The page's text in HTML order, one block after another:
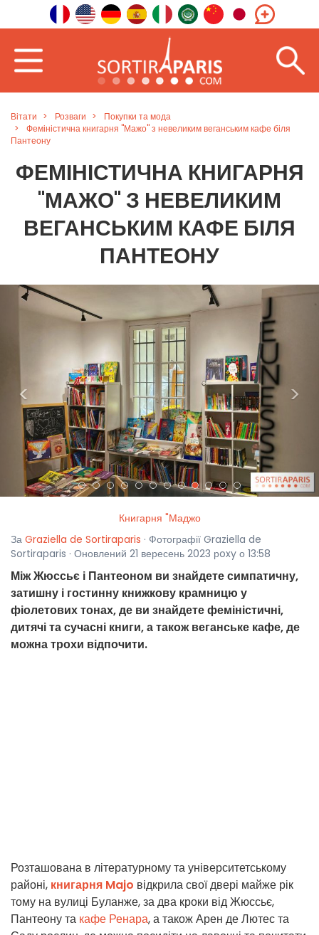
Вітати Розваги
Покупки та мода
Феміністична книгарня "Мажо" з невеликим веганським кафе біля
Пантеону
ФЕМІНІСТИЧНА КНИГАРНЯ
"МАЖО" З НЕВЕЛИКИМ
ВЕГАНСЬКИМ КАФЕ БІЛЯ
ПАНТЕОНУ
< >
Книгарня "Маджо
За Graziella de Sortiraparis · Фотографії Graziella de
Sortiraparis · Оновлений 21 вересень 2023 рoxy о 13:58
Між Жюссьє і Пантеоном ви знайдете симпатичну,
затишну і гостинну книжкову крамницю у
фіолетових тонах, де ви знайдете феміністичні,
дитячі та сучасні книги, а також веганське кафе, де
можна трохи відпочити.
Розташована в літературному та університетському
районі, книгарня Majo відкрила свої двері майже рік
тому на вулиці Буланже, за два кроки від Жюссьє,
Пантеону та кафе Ренара, а також Арен де Лютес та